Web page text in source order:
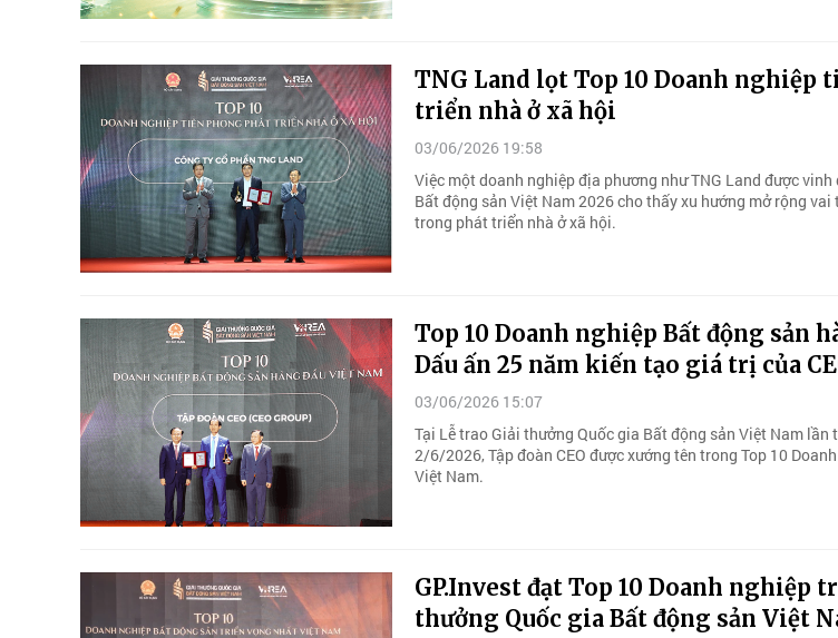
TNG Land lọt Top 10 Doanh nghiệp
triển nhà ở xã hội
03/06/2026 19:58
Việc một doanh nghiệp địa phương như TNG Land được
Bất động sản Việt Nam 2026 cho thấy xu hướng mở rộng
trong phát triển nhà ở xã hội.
Top 10 Doanh nghiệp Bất động sản
Dấu ấn 25 năm kiến tạo giá trị của
03/06/2026 15:07
Tại Lễ trao Giải thưởng Quốc gia Bất động sản Việt Nam lần
2/6/2026, Tập đoàn CEO được xướng tên trong Top 10
Việt Nam.
GP.Invest đạt Top 10 Doanh nghiệp
thưởng Quốc gia Bất động sản Việt